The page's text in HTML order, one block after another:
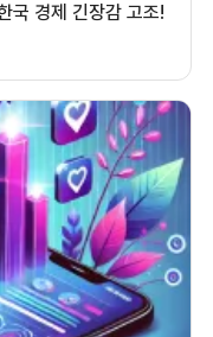
국 경제 긴장감 고조!